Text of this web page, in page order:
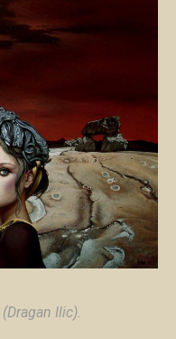
Ilic).